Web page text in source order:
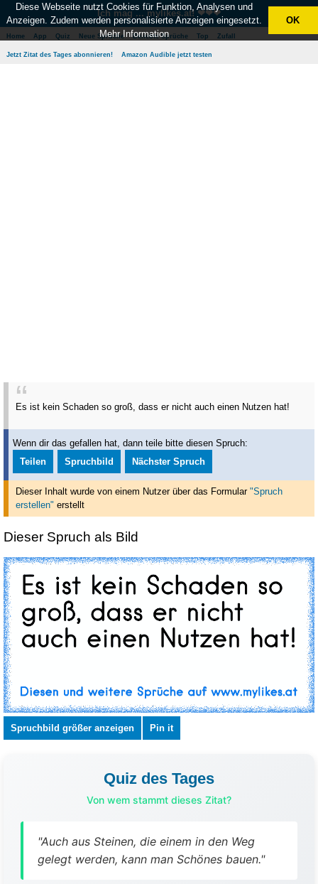
Ich mag ... mylikes.at! ❤❤❤
Home App Quiz Neue Sprüche Beliebte Sprüche Top Zufall
Jetzt Zitat des Tages abonnieren! Amazon Audible jetzt testen
Es ist kein Schaden so groß, dass er nicht auch einen Nutzen hat!
Wenn dir das gefallen hat, dann teile bitte diesen Spruch:
Teilen
Spruchbild Nächster Spruch
Dieser Inhalt wurde von einem Nutzer über das Formular "Spruch
erstellen" erstellt
Dieser Spruch als Bild
Spruchbild größer anzeigen Pin it
Quiz des Tages
Von wem stammt dieses Zitat?
"Auch aus Steinen, die einem in den Weg
gelegt werden, kann man Schönes bauen."
Diese Webseite nutzt Cookies für Funktion, Analysen und
Anzeigen. Zudem werden personalisierte Anzeigen eingesetzt.
Mehr Information
OK